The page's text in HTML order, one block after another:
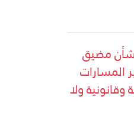
مضيق
المسارات
ولا